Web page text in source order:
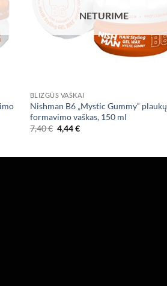
NETURIME
BLIZGŪS VAŠKAI
Nishman B6 „Mystic Gummy“ plaukų
formavimo vaškas, 150 ml
7,40€ Original
price
4,44€Current